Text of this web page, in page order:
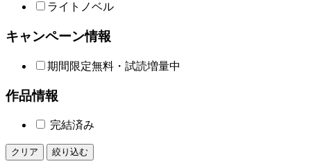
ライトノベル
キャンペーン情報
期間限定無料・試読増量中
作品情報
完結済み
クリア 絞り込む